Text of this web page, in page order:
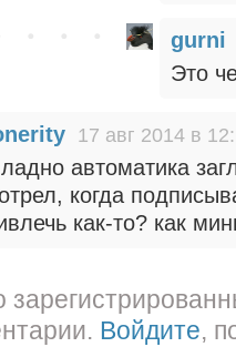
gurni
Это
17 авг 2014 в
автоматика
когда
как-то? как
Войдите,